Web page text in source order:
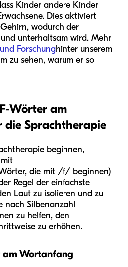
Kinder andere Kinder
Dies aktiviert
wodurch der
unterhaltsam wird. Mehr
Forschunghinter unserem
zu sehen, warum er so
Wörter am
Sprachtherapie
beginnen,
die mit /f/ beginnen)
Regel der einfachste
Laut zu isolieren und zu
nach Silbenanzahl
zu helfen, den
zu erhöhen.
am Wortanfang